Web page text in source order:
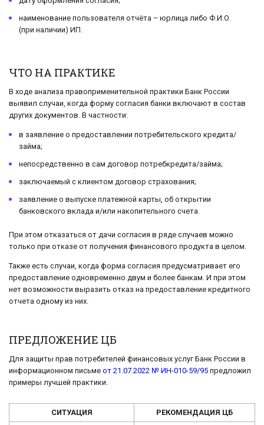
наименование пользователя отчёта – юрлица либо Ф.И.О.
(при наличии) ИП.
ЧТО НА ПРАКТИКЕ
В ходе анализа правоприменительной практики Банк России
выявил случаи, когда форму согласия банки включают в состав
других документов. В частности:
в заявление о предоставлении потребительского кредита/
займа;
непосредственно в сам договор потребкредита/займа;
заключаемый с клиентом договор страхования;
заявление о выпуске платежной карты, об открытии
банковского вклада и/или накопительного счета.
При этом отказаться от дачи согласия в ряде случаев можно
только при отказе от получения финансового продукта в целом.
Также есть случаи, когда форма согласия предусматривает его
предоставление одновременно двум и более банкам. И при этом
нет возможности выразить отказ на предоставление кредитного
отчета одному из них.
ПРЕДЛОЖЕНИЕ ЦБ
Для защиты прав потребителей финансовых услуг Банк России в
информационном письме от 21.07.2022 № ИН-010-59/95 предложил
примеры лучшей практики.
СИТУАЦИЯ РЕКОМЕНДАЦИЯ ЦБ